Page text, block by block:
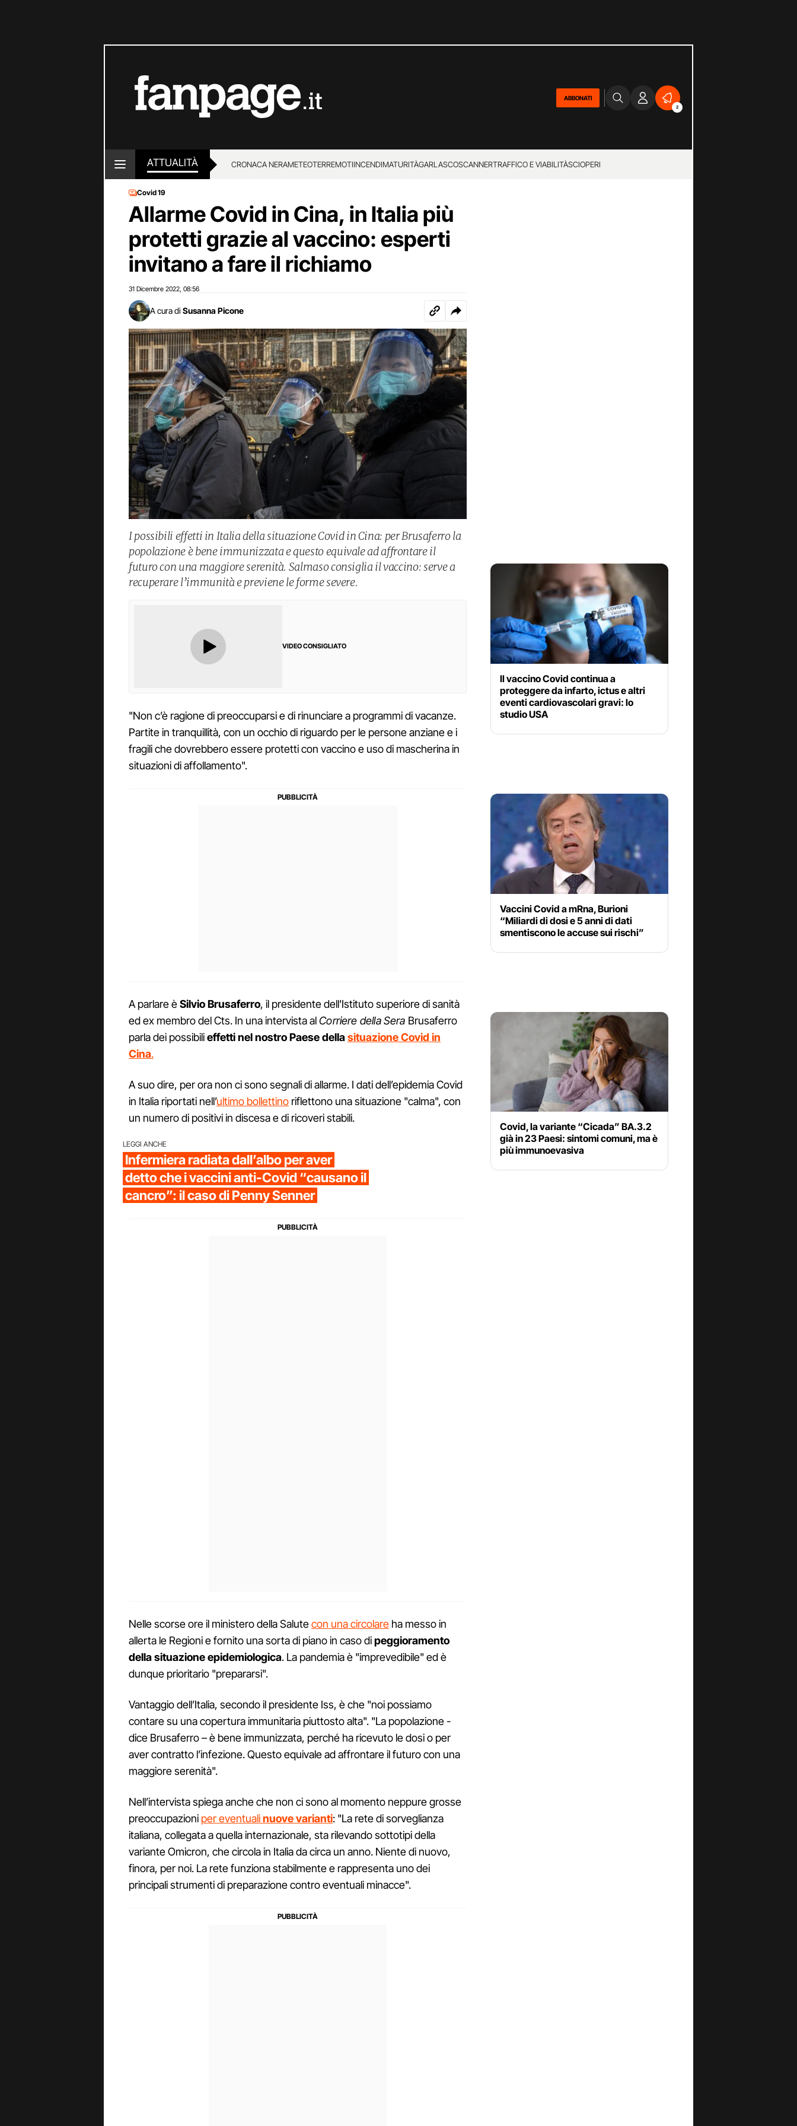
ABBONATI
2
ATTUALITÀ CRONACA NERAMETEOTERREMOTIINCENDIMATURITÀGARLASCOSCANNERTRAFFICO E VIABILITÀSCIOPERI
Covid 19
Allarme Covid in Cina, in Italia più
protetti grazie al vaccino: esperti
invitano a fare il richiamo
31 Dicembre 2022 08:56
A cura di Susanna Picone
I possibili effetti in Italia della situazione Covid in Cina: per Brusaferro la
popolazione è bene immunizzata e questo equivale ad affrontare il
futuro con una maggiore serenità. Salmaso consiglia il vaccino: serve a
recuperare l’immunità e previene le forme severe.
VIDEO CONSIGLIATO
"Non c’è ragione di preoccuparsi e di rinunciare a programmi di vacanze.
Partite in tranquillità, con un occhio di riguardo per le persone anziane e i
fragili che dovrebbero essere protetti con vaccino e uso di mascherina in
situazioni di affollamento".
A parlare èSilvio Brusaferro, il presidente dell'Istituto superiore di sanità
ed ex membro del Cts. In una intervista alCorriere della Sera Brusaferro
parla dei possibilieffetti nel nostro Paese dellasituazione Covid in
Cina.
A suo dire, per ora non ci sono segnali di allarme. I dati dell’epidemia Covid
in Italia riportati nell’ultimo bollettino riflettono una situazione "calma", con
un numero di positivi in discesa e di ricoveri stabili.
LEGGI ANCHE
Infermiera radiata dall’albo per aver
detto che i vaccini anti-Covid “causano il
cancro”: il caso di Penny Senner
Nelle scorse ore il ministero della Salutecon una circolare ha messo in
allerta le Regioni e fornito una sorta di piano in caso dipeggioramento
della situazione epidemiologica. La pandemia è "imprevedibile" ed è
dunque prioritario "prepararsi".
Vantaggio dell’Italia, secondo il presidente Iss, è che "noi possiamo
contare su una copertura immunitaria piuttosto alta". "La popolazione -
dice Brusaferro – è bene immunizzata, perché ha ricevuto le dosi o per
aver contratto l’infezione. Questo equivale ad affrontare il futuro con una
maggiore serenità".
Nell’intervista spiega anche che non ci sono al momento neppure grosse
preoccupazioni per eventualinuove varianti: "La rete di sorveglianza
italiana, collegata a quella internazionale, sta rilevando sottotipi della
variante Omicron, che circola in Italia da circa un anno. Niente di nuovo,
finora, per noi. La rete funziona stabilmente e rappresenta uno dei
principali strumenti di preparazione contro eventuali minacce".
Il vaccino Covid continua a
proteggere da infarto, ictus e altri
eventi cardiovascolari gravi: lo
studio USA
Vaccini Covid a mRna, Burioni
“Miliardi di dosi e 5 anni di dati
smentiscono le accuse sui rischi”
Covid, la variante “Cicada” BA.3.2
già in 23 Paesi: sintomi comuni, ma è
più immunoevasiva